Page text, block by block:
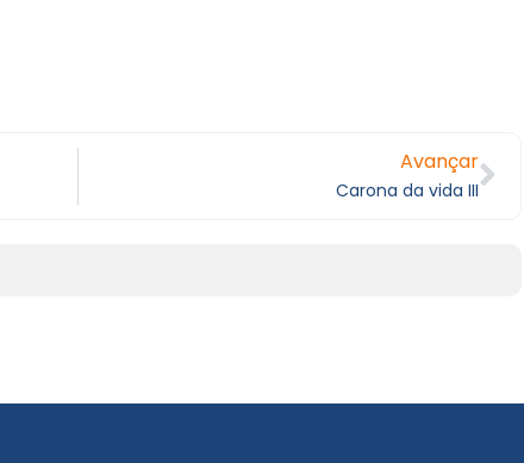
Avançar
Carona da vida III